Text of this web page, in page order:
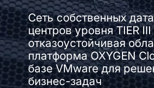
Сеть собственных
центров уровня TIER III
отказоустойчивая
платформа OXYGEN
базе VMware для
бизнес-задач